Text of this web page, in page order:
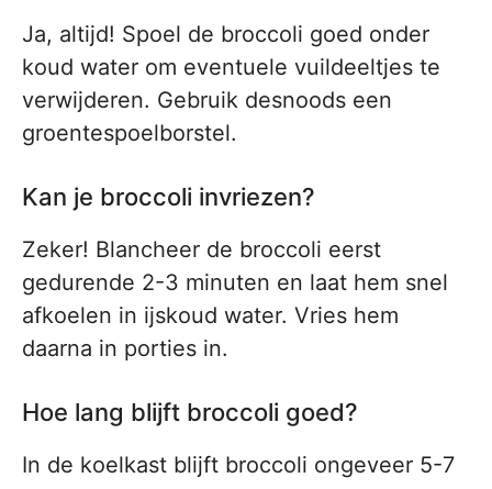
Ja, altijd! Spoel de broccoli goed onder
koud water om eventuele vuildeeltjes te
verwijderen. Gebruik desnoods een
groentespoelborstel.
Kan je broccoli invriezen?
Zeker! Blancheer de broccoli eerst
gedurende 2-3 minuten en laat hem snel
afkoelen in ijskoud water. Vries hem
daarna in porties in.
Hoe lang blijft broccoli goed?
In de koelkast blijft broccoli ongeveer 5-7